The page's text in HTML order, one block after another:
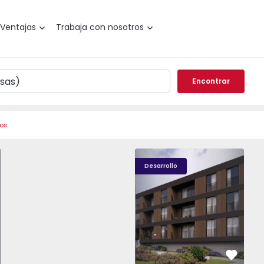
Ventajas Trabaja con nosotros
Encontrar
T0 Paredes, Gandra - 1575265 - 1
Desarrollo
Nova Caíde - 1
Favorito